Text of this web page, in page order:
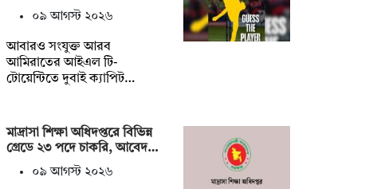
০৯ আগস্ট ২০২৬
আবারও সংযুক্ত আরব
আমিরাতের আইএল টি-
টোয়েন্টিতে দুবাই ক্যাপিট…
মাদ্রাসা শিক্ষা অধিদপ্তরে বিভিন্ন
গ্রেডে ২৩ পদে চাকরি, আবেদ…
০৯ আগস্ট ২০২৬